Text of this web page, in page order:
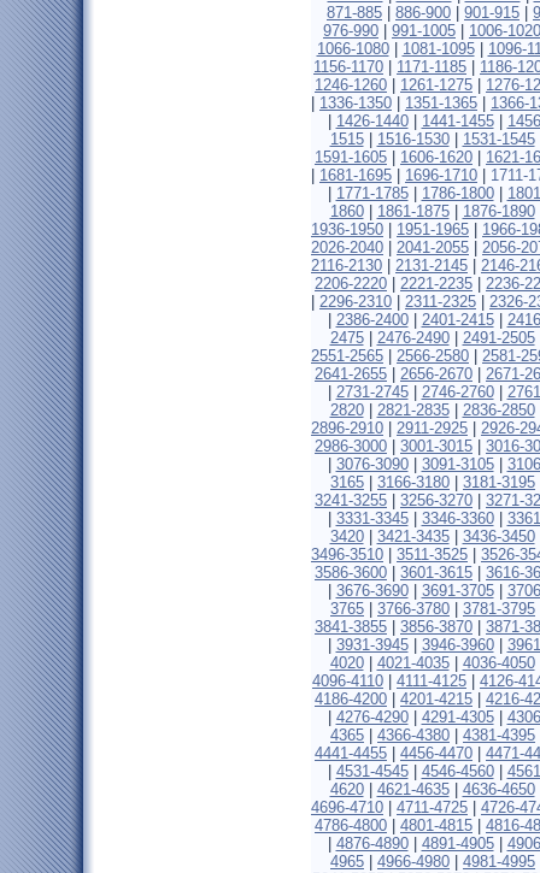
871-885
886-900 901-915
976-990
991-1005
1006-1020
1066-1080| 1081-1095| 1096-
1156-1170
1171-1185
1186-
1246-1260
1261-1275
1276-
1336-1350 1351-1365
1366-
1426-1440| 1441-1455|
1515| 1516-1530| 1531-1545
1591-1605
1606-1620
1621-
1681-1695 1696-1710
1711-
1771-1785| 1786-1800|
1860| 1861-1875| 1876-1890
1936-1950
1951-1965
1966-
2026-2040
2041-2055
2056-
2116-2130
2131-2145
2146-
2206-2220
2221-2235
2236-
2296-2310 2311-2325
2326-
2386-2400| 2401-2415|
2475| 2476-2490| 2491-2505
2551-2565
2566-2580
2581-
2641-2655
2656-2670
2671-
2731-2745| 2746-2760|
2820| 2821-2835| 2836-2850
2896-2910
2911-2925
2926-
2986-3000
3001-3015
3016-
3076-3090| 3091-3105|
3165
3166-3180 3181-3195
3241-3255
3256-3270
3271-
3331-3345| 3346-3360|
3420| 3421-3435| 3436-3450
3496-3510
3511-3525
3526-
3586-3600
3601-3615
3616-
3676-3690| 3691-3705|
3765
3766-3780 3781-3795
3841-3855
3856-3870
3871-
3931-3945| 3946-3960|
4020| 4021-4035| 4036-4050
4096-4110
4111-4125
4126-
4186-4200
4201-4215
4216-
4276-4290| 4291-4305|
4365
4366-4380 4381-4395
4441-4455
4456-4470
4471-
4531-4545| 4546-4560|
4620| 4621-4635| 4636-4650
4696-4710
4711-4725
4726-
4786-4800
4801-4815
4816-
4876-4890| 4891-4905|
4965
4966-4980 4981-4995